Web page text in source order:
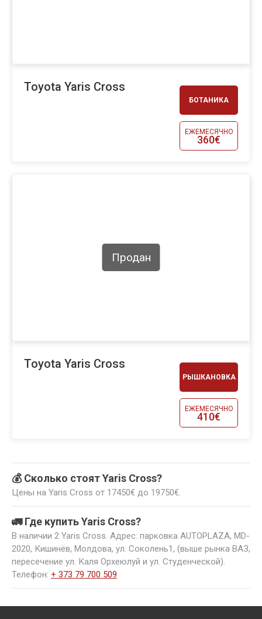
БОТАНИКА
ЕЖЕМЕСЯЧНО
360€
Toyota Yaris Cross
РЫШКАНОВКА
ЕЖЕМЕСЯЧНО
410€
Продан
Toyota Yaris Cross
💰 Сколько стоят Yaris Cross?
Цены на Yaris Cross от 17450€ до 19750€.
🚛 Где купить Yaris Cross?
В наличии 2 Yaris Cross. Адрес: парковка AUTOPLAZA, MD-
2020, Кишинёв, Молдова, ул. Соколень1, (выше рынка ВАЗ,
пересечение ул. Каля Орхеюлуй и ул. Студенческой).
Телефон: + 373 79 700 509